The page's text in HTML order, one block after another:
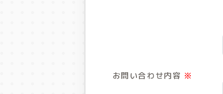
お問い合わせ内容 ※